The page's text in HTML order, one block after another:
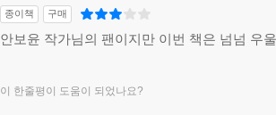
종이책 구매
안보윤 작가님의 팬이지만 이번 책은 넘넘 우
이 한줄평이 도움이 되었나요?